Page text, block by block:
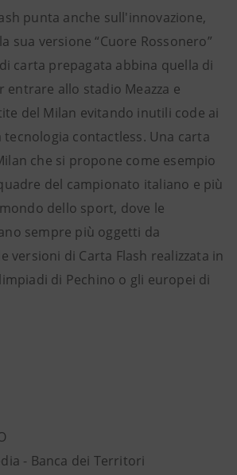
punta anche sull'innovazione,
sua versione “Cuore Rossonero”
carta prepagata abbina quella di
entrare allo stadio Meazza e
del Milan evitando inutili code ai
contactless. Una carta
che si propone come esempio
del campionato italiano e più
dello sport, dove le
sempre più oggetti da
versioni di Carta Flash realizzata in
di Pechino o gli europei di
- Banca dei Territori